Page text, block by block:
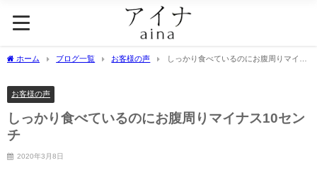
ホーム ブログ一覧 お客様の声
しっかり食べているのにお腹周りマイナ
お客様の声
しっかり食べているのにお腹周りマイナス10セン
チ
2020年3月8日